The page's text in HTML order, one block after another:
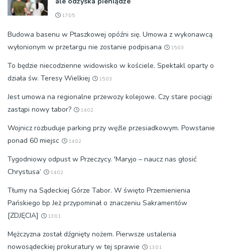
17:05
Budowa basenu w Ptaszkowej opóźni się. Umowa z wykonawcą
wyłonionym w przetargu nie zostanie podpisana
15:03
To będzie niecodzienne widowisko w kościele. Spektakl oparty o
działa św. Teresy Wielkiej
15:03
Jest umowa na regionalne przewozy kolejowe. Czy stare pociągi
zastąpi nowy tabor?
14:02
Wojnicz rozbuduje parking przy węźle przesiadkowym. Powstanie
ponad 60 miejsc
14:02
Tygodniowy odpust w Przeczycy. 'Maryjo – naucz nas głosić
Chrystusa’
14:02
Tłumy na Sądeckiej Górze Tabor. W święto Przemienienia
Pańskiego bp Jeż przypominał o znaczeniu Sakramentów
[ZDJĘCIA]
13:01
Mężczyzna został dźgnięty nożem. Pierwsze ustalenia
nowosądeckiej prokuratury w tej sprawie
13:01